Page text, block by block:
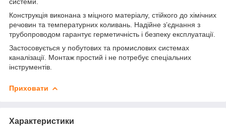
Конструкція виконана з міцного матеріалу, стійкого до хімічних
речовин та температурних коливань. Надійне з’єднання з
трубопроводом гарантує герметичність і безпеку експлуатації.
Застосовується у побутових та промислових системах
каналізації. Монтаж простий і не потребує спеціальних
інструментів.
Приховати
Характеристики